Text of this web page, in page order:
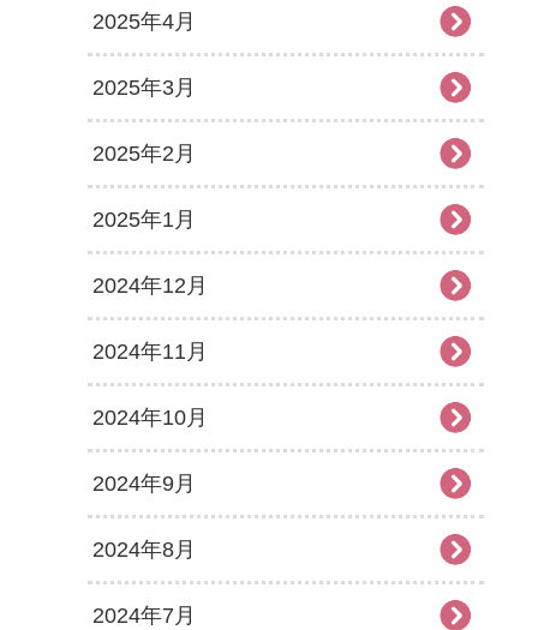
2025年4月
2025年3月
2025年2月
2025年1月
2024年12月
2024年11月
2024年10月
2024年9月
2024年8月
2024年7月